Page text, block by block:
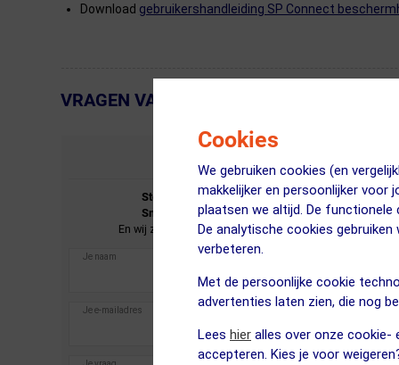
Cookies
We gebruiken cookies (en
makkelijker en persoonlijker voor
plaatsen we altijd. De
De analytische cookies
verbeteren.
Met de persoonlijke cookie
advertenties laten zien, die nog
Lees hier alles over onze cookie-
accepteren. Kies je voor
Download gebruikershandleiding SP Connect
← Terug naar productnavigatie
VRAGEN VAN KLANTEN
Stel je vraag over deSP ConnectSPC+
Smartphonehoes iPhone 13 Pro Zwart.
En wij zullen je zo spoedig mogelijk antwoorden.